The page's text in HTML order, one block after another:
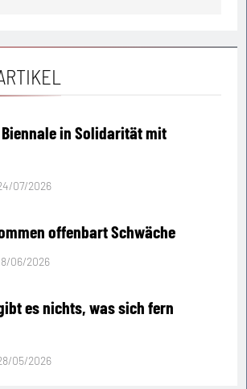
in Solidarität mit
07/2026
offenbart Schwäche
06/2026
es nichts, was sich fern
05/2026